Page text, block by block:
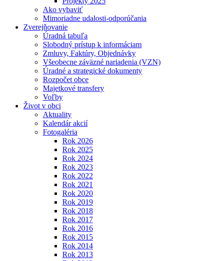
Ako vybaviť
Mimoriadne udalosti-odporúčania
Zverejňovanie
Úradná tabuľa
Slobodný prístup k informáciam
Zmluvy, Faktúry, Objednávky
Všeobecne záväzné nariadenia (VZN)
Úradné a strategické dokumenty
Rozpočet obce
Majetkové transfery
Voľby
Život v obci
Aktuality
Kalendár akcií
Fotogaléria
Rok 2026
Rok 2025
Rok 2024
Rok 2023
Rok 2022
Rok 2021
Rok 2020
Rok 2019
Rok 2018
Rok 2017
Rok 2016
Rok 2015
Rok 2014
Rok 2013